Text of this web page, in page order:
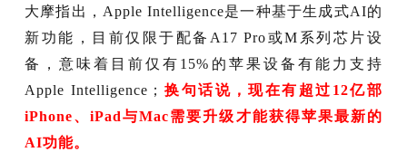
大摩指出，Apple Intelligence是一种基于生成式AI的
新功能，目前仅限于配备A17 Pro或M系列芯片设
备，意味着目前仅有15%的苹果设备有能力支持
Apple Intelligence； 换句话说，现在有超过12亿部
iPhone、iPad与Mac需要升级才能获得苹果最新的
AI功能。